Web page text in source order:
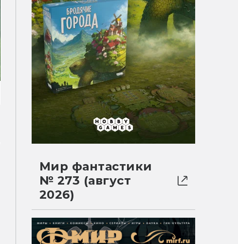
Мир фантастики
№ 273 (август
2026)